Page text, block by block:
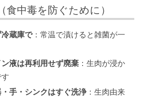
食中毒を防ぐために）
蔵庫で：常温で漬けると雑菌が一
液は再利用せず廃棄 ：生肉が浸か
手・シンクはすぐ洗浄 ：生肉由来